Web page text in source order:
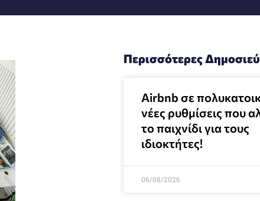
Περισσότερες
Airbnb σε
νέες ρυθμίσεις που
το παιχνίδι για τους
ιδιοκτήτες!
06/08/2026